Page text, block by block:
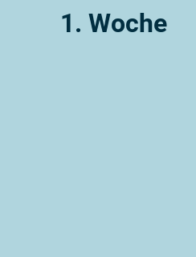
1. Woche